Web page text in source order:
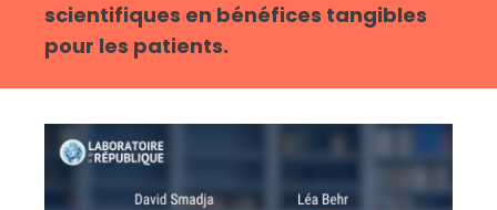
scientifiques en bénéfices tangibles
pour les patients.